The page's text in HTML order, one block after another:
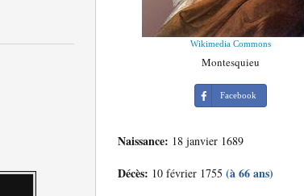
Wikimedia Commons
Montesquieu
Facebook
Naissance: 18 janvier 1689
Décès: 10 février 1755 (à 66 ans)